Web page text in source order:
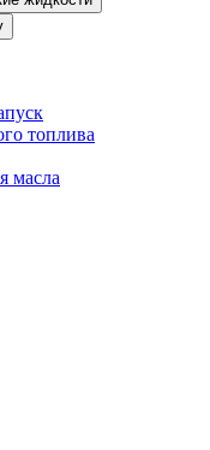
топлива
масла